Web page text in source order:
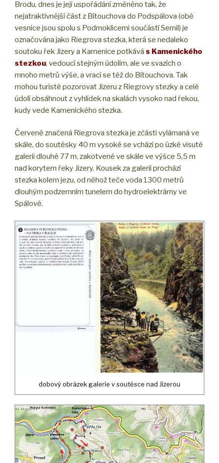
Brodu, dnes je její uspořádání změněno tak, že
nejatraktivnější část z Bítouchova do Podspálova (obě
vesnice jsou spolu s Podmoklicemi součástí Semil) je
označována jako Riegrova stezka, která se nedaleko
soutoku řek Jizery a Kamenice potkává s Kamenického
stezkou, vedoucí stejným údolím, ale ve svazích o
mnoho metrů výše, a vrací se též do Bítouchova. Tak
mohou turisté pozorovat Jizeru z Riegrovy stezky a celé
údolí obsáhnout z vyhlídek na skalách vysoko nad řekou,
kudy vede Kamenického stezka.
Červeně značená Riegrova stezka je zčásti vylámaná ve
skále, do soutěsky 40 m vysoké se vchází po úzké visuté
galerii dlouhé 77 m, zakotvené ve skále ve výšce 5,5 m
nad korytem řeky Jizery. Kousek za galerií prochází
stezka kolem jezu, od něhož teče voda 1300 metrů
dlouhým podzemním tunelem do hydroelektrárny ve
Spálově.
dobový obrázek galerie v soutěsce nad Jizerou